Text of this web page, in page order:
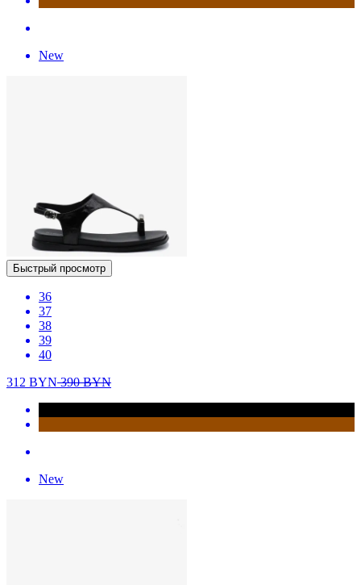
New
Быстрый просмотр
36
37
38
39
40
312 BYN390BYN
New